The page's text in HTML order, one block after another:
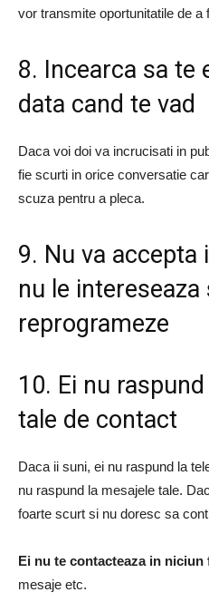
vor transmite oportunitatile de a
8. Incearca sa te
data cand te vad
Daca voi doi va incrucisati in
fie scurti in orice conversatie
scuza pentru a pleca.
9. Nu va accepta
nu le intereseaza
reprogrameze
10. Ei nu
tale de contact
Daca ii suni, ei nu raspund la
nu raspund la mesajele tale.
foarte scurt si nu doresc sa
Ei nu te contacteaza in niciun
mesaje etc.